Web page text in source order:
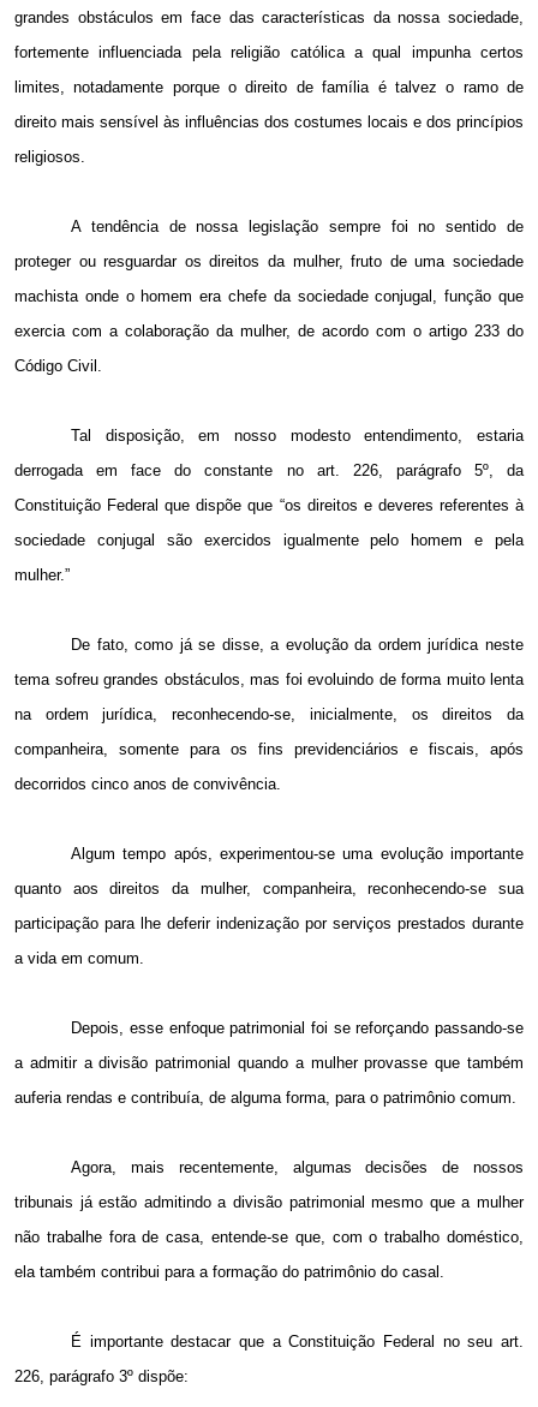
grandes obstáculos em face das características da nossa sociedade,
fortemente influenciada pela religião católica a qual impunha certos
limites, notadamente porque o direito de família é talvez o ramo de
direito mais sensível às influências dos costumes locais e dos princípios
religiosos.
A tendência de nossa legislação sempre foi no sentido de
proteger ou resguardar os direitos da mulher, fruto de uma sociedade
machista onde o homem era chefe da sociedade conjugal, função que
exercia com a colaboração da mulher, de acordo com o artigo 233 do
Código Civil.
Tal disposição, em nosso modesto entendimento, estaria
derrogada em face do constante no art. 226, parágrafo 5º, da
Constituição Federal que dispõe que “os direitos e deveres referentes à
sociedade conjugal são exercidos igualmente pelo homem e pela
mulher.”
De fato, como já se disse, a evolução da ordem jurídica neste
tema sofreu grandes obstáculos, mas foi evoluindo de forma muito lenta
na ordem jurídica, reconhecendo-se, inicialmente, os direitos da
companheira, somente para os fins previdenciários e fiscais, após
decorridos cinco anos de convivência.
Algum tempo após, experimentou-se uma evolução importante
quanto aos direitos da mulher, companheira, reconhecendo-se sua
participação para lhe deferir indenização por serviços prestados durante
a vida em comum.
Depois, esse enfoque patrimonial foi se reforçando passando-se
a admitir a divisão patrimonial quando a mulher provasse que também
auferia rendas e contribuía, de alguma forma, para o patrimônio comum.
Agora, mais recentemente, algumas decisões de nossos
tribunais já estão admitindo a divisão patrimonial mesmo que a mulher
não trabalhe fora de casa, entende-se que, com o trabalho doméstico,
ela também contribui para a formação do patrimônio do casal.
É importante destacar que a Constituição Federal no seu art.
226, parágrafo 3º dispõe: